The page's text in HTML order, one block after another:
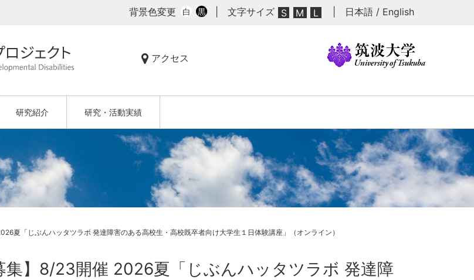
背景色変更 白 黒 | 文字サイズ S M L 日本語 / English
アクセス
研究紹介 研究・活動実績
夏「じぶんハッタツラボ 発達障害のある高校生・高校既卒者向け大学生１日体験講座」（オンライン）
集】8/23開催 2026夏「じぶんハッタツラボ 発達障